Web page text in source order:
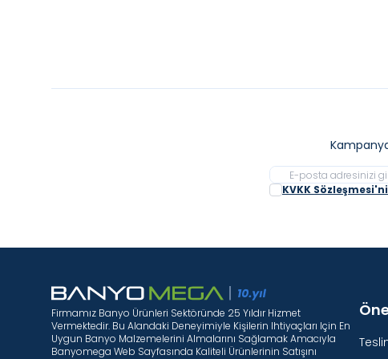
KVKK Sözleşmesi'ni
Firmamız Banyo Ürünleri Sektöründe 25 Yıldır Hizmet
Vermektedir. Bu Alandaki Deneyimiyle Kişilerin Ihtiyaçları Için En
Uygun Banyo Malzemelerini Almalarını Sağlamak Amacıyla
Banyomega Web Sayfasında Kaliteli Ürünlerinin Satışını